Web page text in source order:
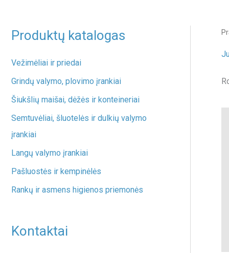
Produktų katalogas
Vežimėliai ir priedai
Grindų valymo, plovimo įrankiai
Šiukšlių maišai, dėžės ir konteineriai
Semtuvėliai, šluotelės ir dulkių valymo
įrankiai
Langų valymo įrankiai
Pašluostės ir kempinėlės
Rankų ir asmens higienos priemonės
Kontaktai